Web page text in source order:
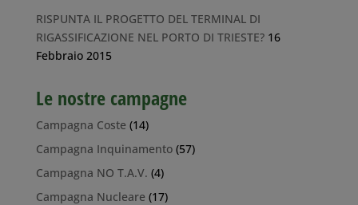
RISPUNTA IL PROGETTO DEL TERMINAL DI
RIGASSIFICAZIONE NEL PORTO DI TRIESTE? 16
Febbraio 2015
Le nostre campagne
Campagna Coste (14)
Campagna Inquinamento(57)
Campagna NO T.A.V. (4)
Campagna Nucleare (17)